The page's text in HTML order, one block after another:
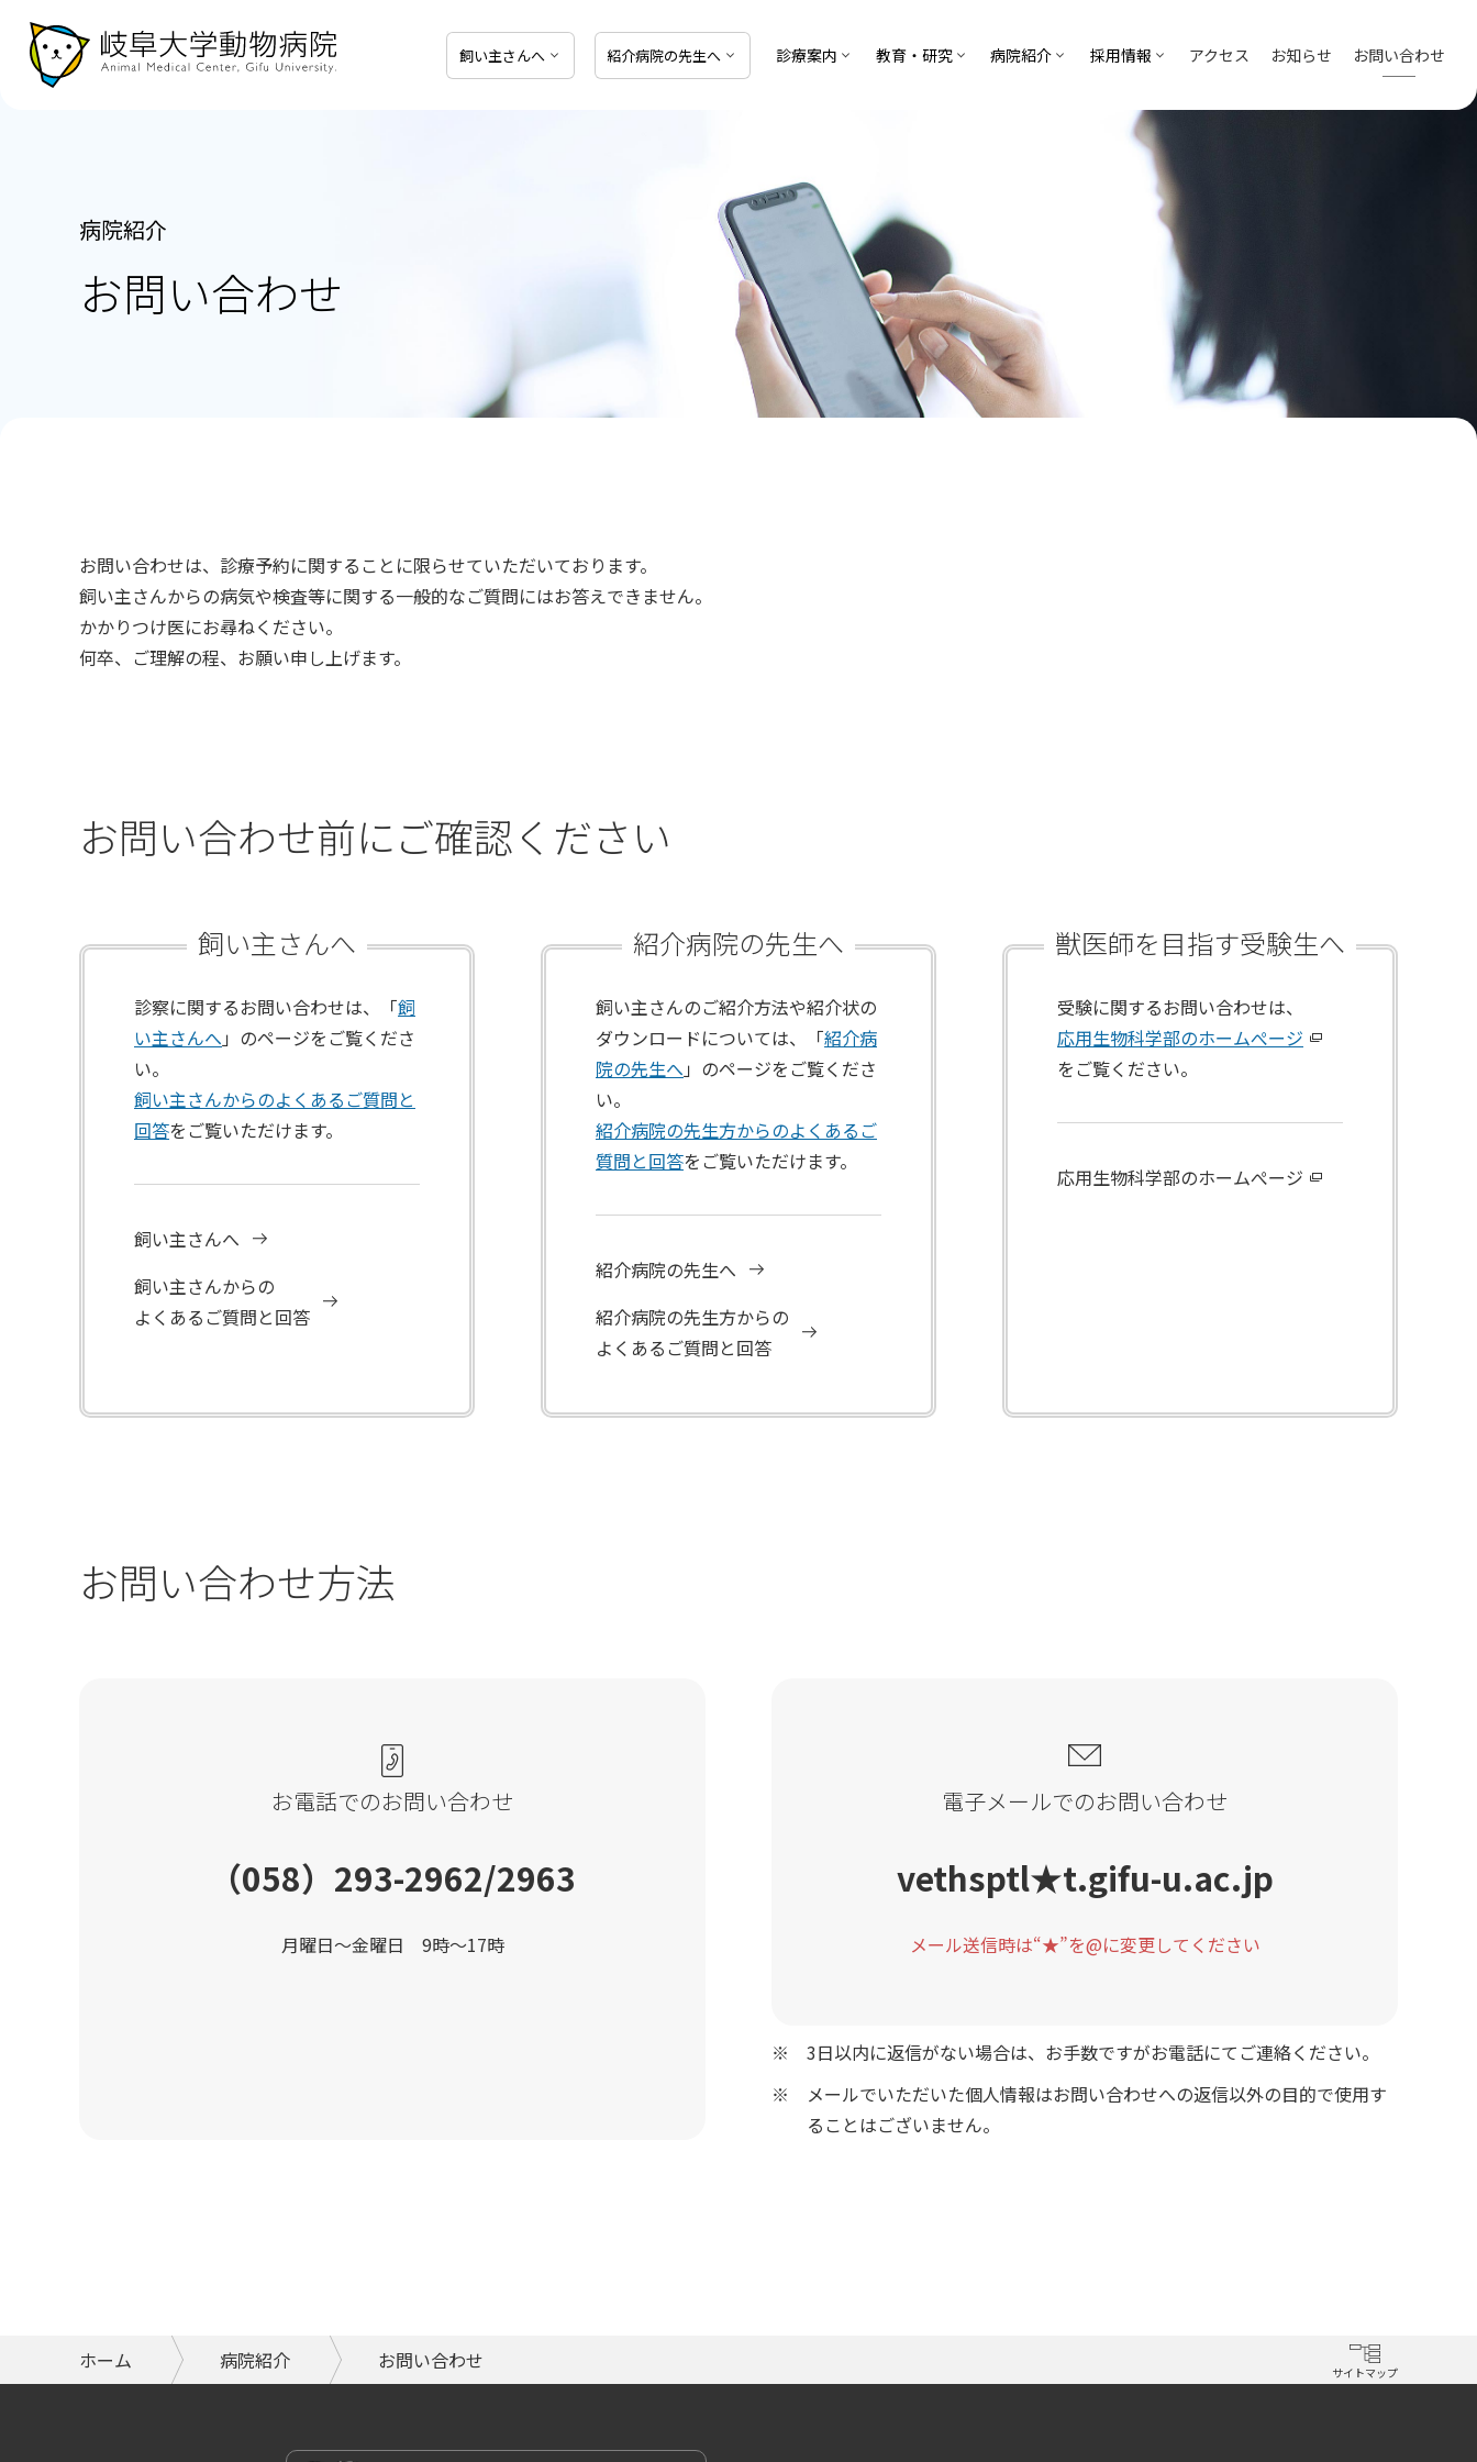
飼い主さんへ 紹介病院の先生へ 診療案内 教育・研究 病院紹介 採用情報 アクセス お知らせ お問い合わせ
病院紹介
お問い合わせ
お問い合わせは、 診療予約に関すること に限らせていただいております。
飼い主さんからの病気や検査等に関する一般的なご質問にはお答えできません。
かかりつけ医にお尋ねください。
何卒、ご理解の程、お願い申し上げます。
お問い合わせ前にご確認ください
飼い主さんへ
診察に関するお問い合わせは、「飼
い主さんへ 」のページをご覧くださ
い。
飼い主さんからのよくあるご質問と
回答をご覧いただけます。
飼い主さんへ
飼い主さんからの
よくあるご質問と回答
紹介病院の先生へ
飼い主さんのご紹介方法や紹介状の
ダウンロードについては、「紹介病
院の先生へ 」のページをご覧くださ
い。
紹介病院の先生方からのよくあるご
質問と回答をご覧いただけます。
紹介病院の先生へ
紹介病院の先生方からの
よくあるご質問と回答
獣医師を目指す受験生へ
受験に関するお問い合わせは、
応用生物科学部のホームぺージ
をご覧ください。
応用生物科学部のホームぺージ
お問い合わせ方法
お電話でのお問い合わせ
（058）293-2962/2963
月曜日～金曜日 9時～17時
電子メールでのお問い合わせ
vethsptl★t.gifu-u.ac.jp
メール送信時は“★”を@に変更してください
3日以内に返信がない場合は、お手数ですがお電話にてご連絡ください。
メールでいただいた個人情報はお問い合わせへの返信以外の目的で使用す
ることはございません。
ホーム 病院紹介 お問い合わせ サイトマップ